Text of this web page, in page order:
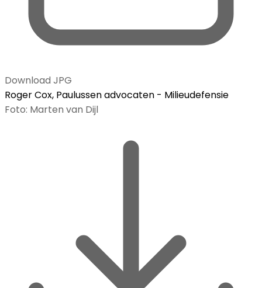
Download JPG
Roger Cox, Paulussen advocaten - Milieudefensie
Foto: Marten van Dijl